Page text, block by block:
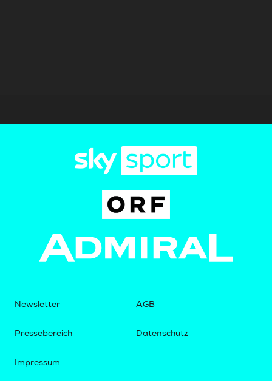
Newsletter
Pressebereich
Impressum
AGB
Datenschutz